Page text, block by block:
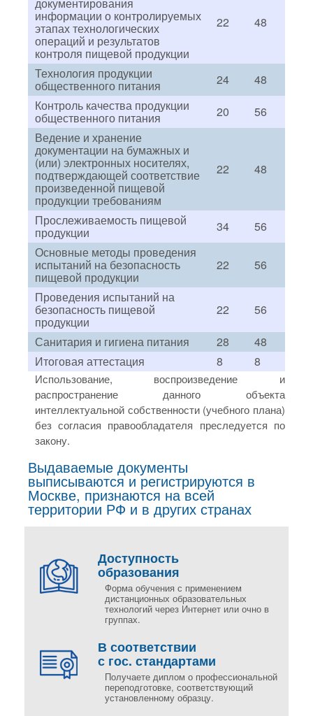
информации о контролируемых
этапах технологических
операций и результатов
контроля пищевой продукции
22 48
Технология продукции
общественного питания 24
48
Контроль качества продукции
общественного питания 20
56
Ведение и хранение
документации на бумажных и
(или) электронных носителях,
подтверждающей соответствие
произведенной пищевой
продукции требованиям
22 48
Прослеживаемость пищевой
продукции 34
56
Основные методы проведения
испытаний на безопасность
пищевой продукции
22
56
Проведения испытаний на
безопасность пищевой
продукции
22
56
Санитария и гигиена питания
28
48
Итоговая аттестация
8 8
Использование, воспроизведение и
распространение данного объекта
интеллектуальной собственности (учебного плана)
без согласия правообладателя преследуется по
закону.
Выдаваемые документы
выписываются и регистрируются в
Москве, признаются на всей
территории РФ и в других странах
Доступность
образования
Форма обучения с применением
дистанционных образовательных
технологий через Интернет или очно в
группах.
В соответствии
с гос. стандартами
Получаете диплом о профессиональной
переподготовке, соответствующий
установленному образцу.